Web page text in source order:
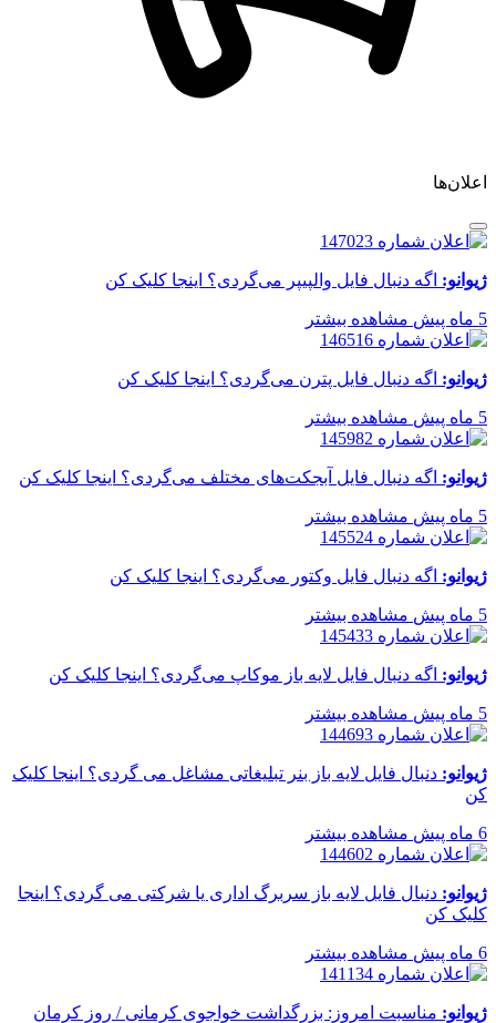
اعلان‌ها
ژیوانو: اگه دنبال فایل والپیپر می‌گردی؟ اینجا کلیک کن
5 ماه پیش مشاهده بیشتر
ژیوانو: اگه دنبال فایل پترن می‌گردی؟ اینجا کلیک کن
5 ماه پیش مشاهده بیشتر
ژیوانو: اگه دنبال فایل آبجکت‌های مختلف می‌گردی؟ اینجا کلیک کن
5 ماه پیش مشاهده بیشتر
ژیوانو: اگه دنبال فایل وکتور می‌گردی؟ اینجا کلیک کن
5 ماه پیش مشاهده بیشتر
ژیوانو: اگه دنبال فایل لایه باز موکاپ می‌گردی؟ اینجا کلیک کن
5 ماه پیش مشاهده بیشتر
ژیوانو: دنبال فایل لایه باز بنر تبلیغاتی مشاغل می گردی؟ اینجا کلیک
کن
6 ماه پیش مشاهده بیشتر
ژیوانو: دنبال فایل لایه باز سربرگ اداری یا شرکتی می گردی؟ اینجا
کلیک کن
6 ماه پیش مشاهده بیشتر
ژیوانو: مناسبت امروز: بزرگداشت خواجوی کرمانی / روز کرمان